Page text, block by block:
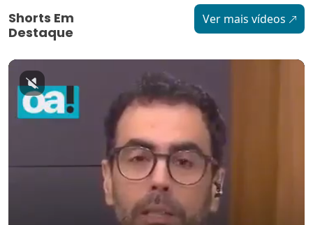
Shorts Em
Destaque
Ver mais vídeos